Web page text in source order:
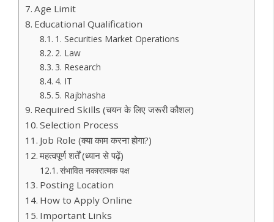
Age Limit
Educational Qualification
1. Securities Market Operations
2. Law
3. Research
4. IT
5. Rajbhasha
Required Skills (चयन के लिए जरूरी कौशल)
Selection Process
Job Role (क्या काम करना होगा?)
महत्वपूर्ण शर्तें (ध्यान से पढ़ें)
संभावित नकारात्मक पक्ष
Posting Location
How to Apply Online
Important Links